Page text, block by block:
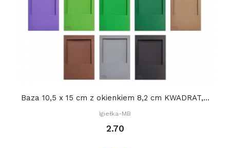
Baza 10,5 x 15 cm z okienkiem 8,2 cm KWADRAT,...
Igiełka-MB
2.70